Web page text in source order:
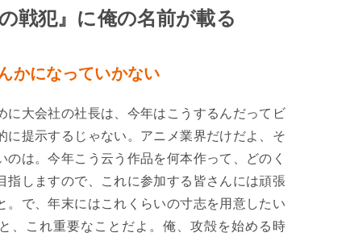
戦犯』に俺の名前が載る
かになっていかない
に大会社の社長は、今年はこうするんだってビ
に提示するじゃない。アニメ業界だけだよ、そ
のは。今年こう云う作品を何本作って、どのく
指しますので、これに参加する皆さんには頑張
。で、年末にはこれくらいの寸志を用意したい
、これ重要なことだよ。俺、攻殻を始める時